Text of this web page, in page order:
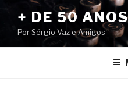
conteúdo
+ DE 50
Por Sérgio Vaz e Amigos